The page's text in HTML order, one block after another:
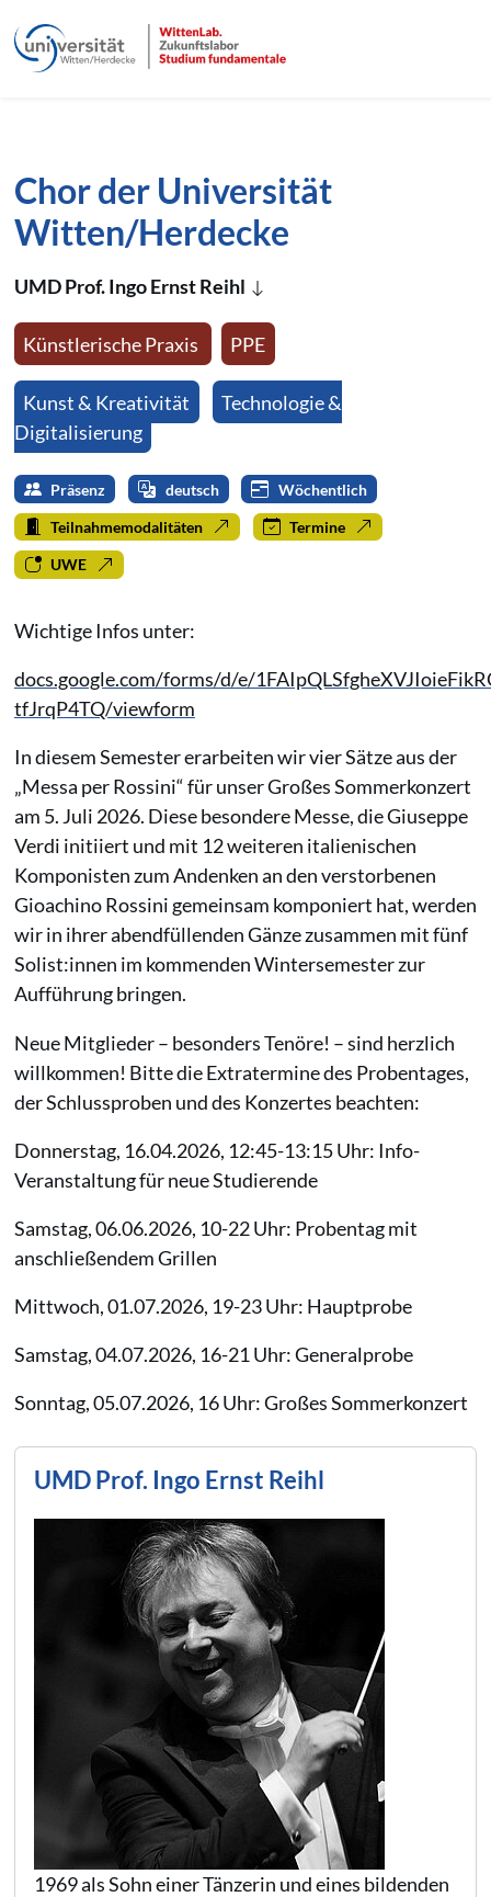
schließen
Chor der Universität
Witten/Herdecke
UMD Prof. Ingo Ernst Reihl
Künstlerische Praxis PPE
Kunst & Kreativität
Technologie &
Digitalisierung
Präsenz deutsch Wöchentlich
Teilnahmemodalitäten Termine
UWE
Wichtige Infos unter:
docs.google.com/forms/d/e/
tfJrqP4TQ/viewform
In diesem Semester erarbeiten wir vier Sätze aus der
„Messa per Rossini“ für unser Großes Sommerkonzert
am 5. Juli 2026. Diese besondere Messe, die Giuseppe
Verdi initiiert und mit 12 weiteren italienischen
Komponisten zum Andenken an den verstorbenen
Gioachino Rossini gemeinsam komponiert hat, werden
wir in ihrer abendfüllenden Gänze zusammen mit fünf
Solist:innen im kommenden Wintersemester zur
Aufführung bringen.
Neue Mitglieder – besonders Tenöre! – sind herzlich
willkommen! Bitte die Extratermine des Probentages,
der Schlussproben und des Konzertes beachten:
Donnerstag, 16.04.2026, 12:45-13:15 Uhr: Info-
Veranstaltung für neue Studierende
Samstag, 06.06.2026, 10-22 Uhr: Probentag mit
anschließendem Grillen
Mittwoch, 01.07.2026, 19-23 Uhr: Hauptprobe
Samstag, 04.07.2026, 16-21 Uhr: Generalprobe
Sonntag, 05.07.2026, 16 Uhr: Großes Sommerkonzert
UMD Prof. Ingo Ernst Reihl
1969 als Sohn einer Tänzerin und eines bildenden